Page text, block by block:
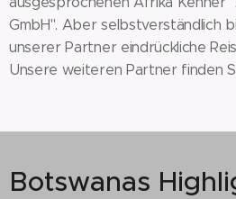
GmbH". Aber selbstverständlich
unserer Partner eindrückliche
Unsere weiteren Partner finden
Botswanas